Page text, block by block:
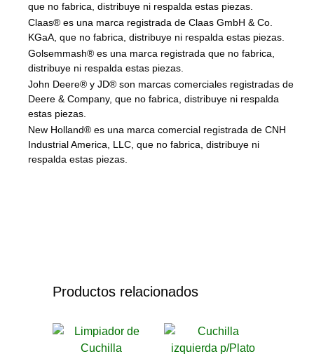
que no fabrica, distribuye ni respalda estas piezas.
Claas® es una marca registrada de Claas GmbH & Co.
KGaA, que no fabrica, distribuye ni respalda estas piezas.
Golsemmash® es una marca registrada que no fabrica,
distribuye ni respalda estas piezas.
John Deere® y JD® son marcas comerciales registradas de
Deere & Company, que no fabrica, distribuye ni respalda
estas piezas.
New Holland® es una marca comercial registrada de CNH
Industrial America, LLC, que no fabrica, distribuye ni
respalda estas piezas.
Productos relacionados